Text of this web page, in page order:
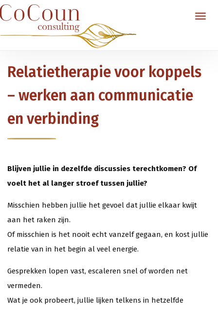
Relatietherapie voor koppels
– werken aan communicatie
en verbinding
Blijven jullie in dezelfde discussies terechtkomen? Of
voelt het al langer stroef tussen jullie?
Misschien hebben jullie het gevoel dat jullie elkaar kwijt
aan het raken zijn.
Of misschien is het nooit echt vanzelf gegaan, en kost jullie
relatie van in het begin al veel energie.
Gesprekken lopen vast, escaleren snel of worden net
vermeden.
Wat je ook probeert, jullie lijken telkens in hetzelfde